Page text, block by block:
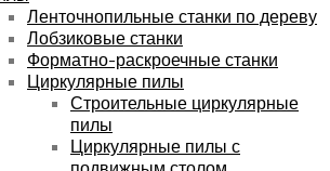
Ленточнопильные станки по дереву
Лобзиковые станки
Форматно-раскроечные станки
Циркулярные пилы
Строительные циркулярные
пилы
Циркулярные пилы с